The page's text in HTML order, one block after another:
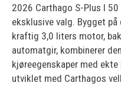
2026 Carthago S-Plus I
eksklusive valg. Bygget
kraftig 3,0 liters motor,
automatgir, kombinerer
kjøreegenskaper med
utviklet med Carthagos